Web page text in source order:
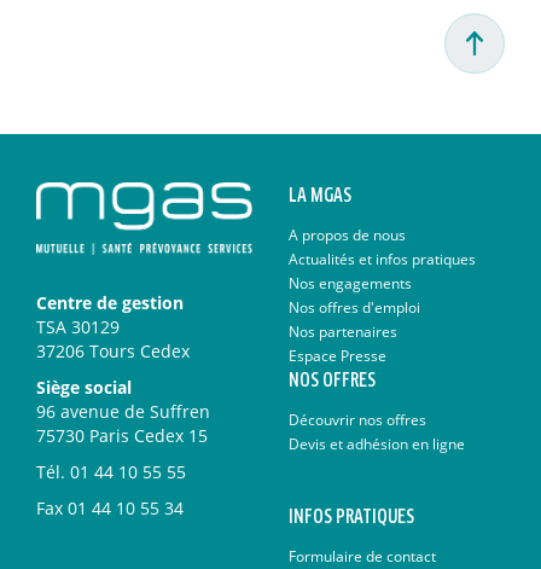
Centre de gestion
TSA 30129
37206 Tours Cedex
Siège social
96 avenue de Suffren
75730 Paris Cedex 15
Tél. 01 44 10 55 55
Fax 01 44 10 55 34
LA MGAS
A propos de nous
Actualités et infos pratiques
Nos engagements
Nos offres d'emploi
Nos partenaires
Espace Presse
NOS OFFRES
Découvrir nos offres
Devis et adhésion en ligne
INFOS PRATIQUES
Formulaire de contact